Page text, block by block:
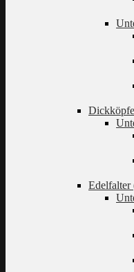
Edelfalter